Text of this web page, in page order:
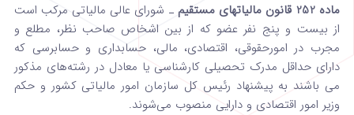
ماده 252 قانون مالیاتهای مستقیم
ـ شورای عالی مالیاتی مرکب است
از بیست و پنج ‌نفر عضو که از بین اشخاص صاحب نظر، مطلع و
مجرب در امورحقوقی‌، اقتصادی‌، مالی‌، حسابداری و حسابرسی که
دارای حداقل ‌مدرک تحصیلی کارشناسی یا معادل در رشته‌های مذکور
می‌ باشند به پیشنهاد رئیس کل سازمان امور مالیاتی کشور و حکم
وزیر امور اقتصادی و دارایی منصوب می‌شوند.